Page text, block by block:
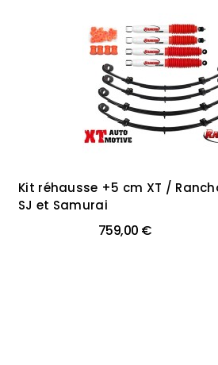
Kit réhausse +5 cm XT /
SJ et Samurai
759,00 €